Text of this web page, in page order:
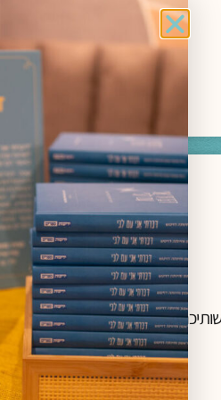
פנימה"- מסע פואטי אל